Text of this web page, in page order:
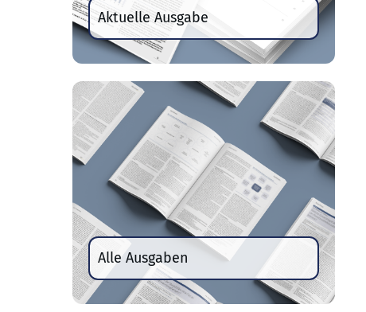
Aktuelle Ausgabe
Alle Ausgaben